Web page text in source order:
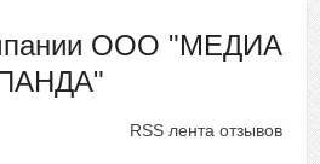
ООО "МЕДИА
RSS лента отзывов